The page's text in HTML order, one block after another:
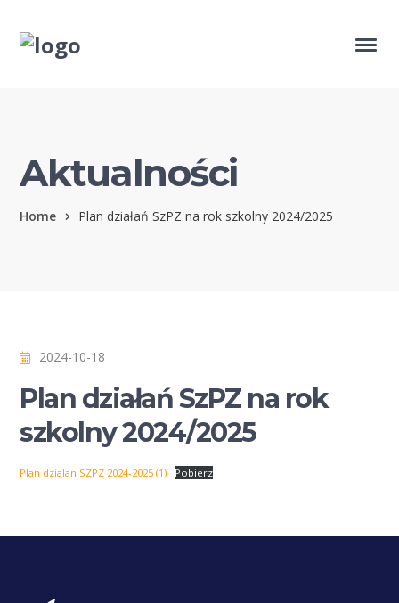
Aktualności
Home Plan działań SzPZ na rok szkolny 2024/2025
2024-10-18
Plan działań SzPZ na rok
szkolny 2024/2025
Plan dzialan SZPZ 2024-2025 (1) Pobierz